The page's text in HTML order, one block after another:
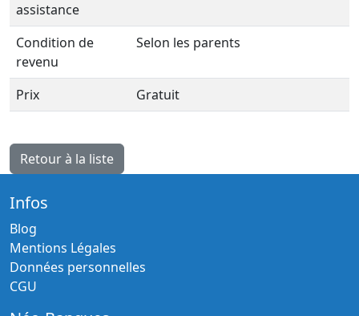
assistance
Condition de
revenu
Selon les parents
Prix Gratuit
Retour à la liste
Infos
Blog
Mentions Légales
Données personnelles
CGU